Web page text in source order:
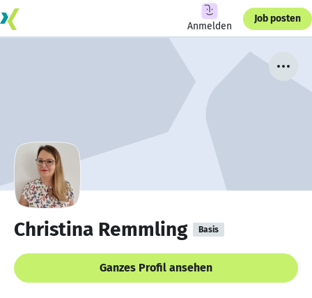
Anmelden
Job posten
Christina Remmling Basis
Ganzes Profil ansehen